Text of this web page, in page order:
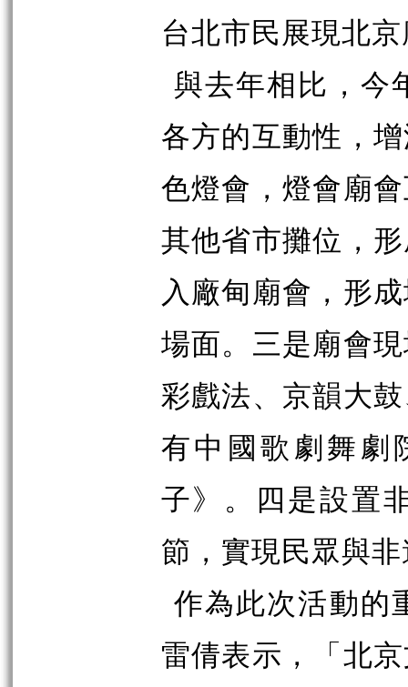
台北市民展現北
與去年相比，今
各方的互動性，
色燈會，燈會廟
其他省市攤位，
入廠甸廟會，形
場面。三是廟會
彩戲法、京韻大
有中國歌劇舞劇
子》。四是設置
節，實現民眾與
作為此次活動的
雷倩表示，「北